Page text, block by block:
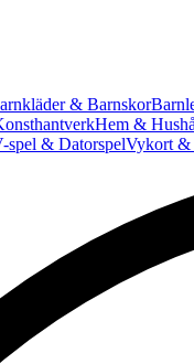
& Barnskor
Hem &
spel & DatorspelVykort &